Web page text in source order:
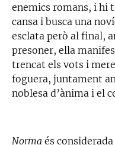
enemics romans, i hi
cansa i busca una
esclata però al final,
presoner, ella
trencat els vots i
foguera, juntament
noblesa d’ànima i el
Norma és